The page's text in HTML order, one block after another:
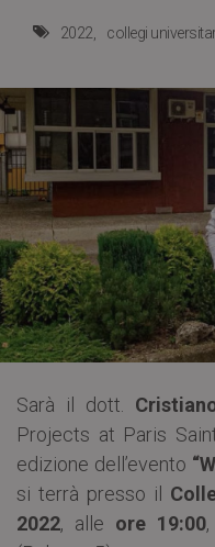
2022 collegi
Sarà il dott.
Projects at Paris
edizione dell’evento
si terrà presso il
2022, alle ore 19:00